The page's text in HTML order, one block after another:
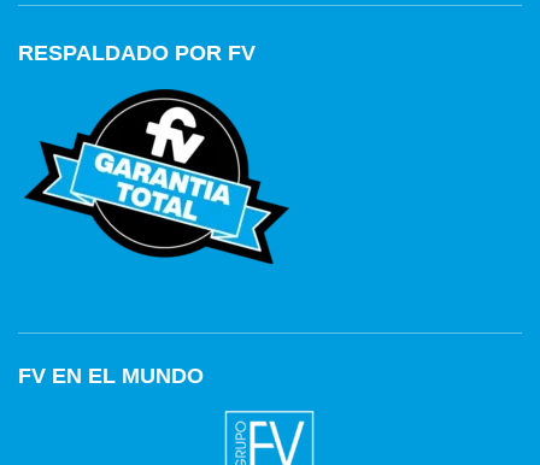
RESPALDADO POR FV
FV EN EL MUNDO